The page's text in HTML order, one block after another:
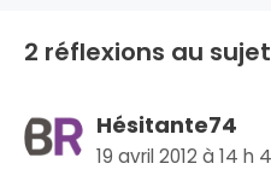
2 réflexions au
Hésitante74
19 avril 2012 à 14 h